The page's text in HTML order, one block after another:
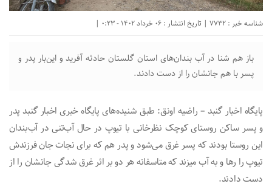
شناسه خبر : 7732 | تاریخ انتشار : 06 خرداد 1402 - 0:23 |
باز هم شنا در‌ آب بندان‌های استان گلستان حادثه آفرید و این‌بار پدر و
پسر با هم جانشان‌ را از دست دادند.
پایگاه اخبار گنبد – راضیه اونق: طبق شنیده‌های پایگاه خبری اخبار گنبد پدر
و پسر ساکن روستای کوچک نظرخانی با تیوپ در حال آب‌تنی در آب‌بندان
این روستا بودند که پسر غرق می‌شود و پدر هم‌ که برای نجات جان فرزندش
تیوپ را رها و به آب میزند که متاسفانه هر دو بر اثر غرق شدگی جانشان‌ را از
دست دادند.